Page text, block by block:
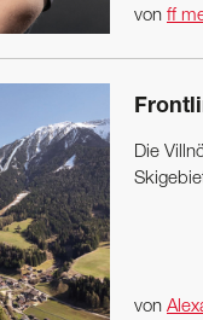
von ff
Die
von